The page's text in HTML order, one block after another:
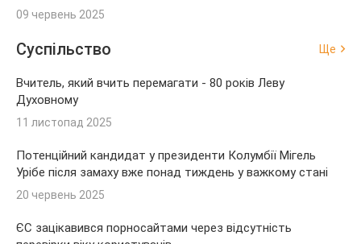
09 червень 2025
Суспільство Ще
Вчитель, який вчить перемагати - 80 років Леву
Духовному
11 листопад 2025
Потенційний кандидат у президенти Колумбії Мігель
Урібе після замаху вже понад тиждень у важкому стані
20 червень 2025
ЄС зацікавився порносайтами через відсутність